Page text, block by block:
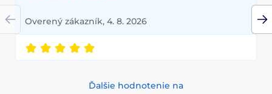
Overený zákazník, 4. 8. 2026
Ďalšie hodnotenie na